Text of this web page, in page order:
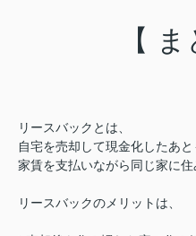
【 ま
リースバックとは、
自宅を売却して現金化したあと
家賃を支払いながら同じ家に住
リースバックのメリットは、